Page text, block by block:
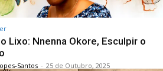
Lixo: Nnenna Okore, Esculpir o
Santos - 25 de Outubro, 2025